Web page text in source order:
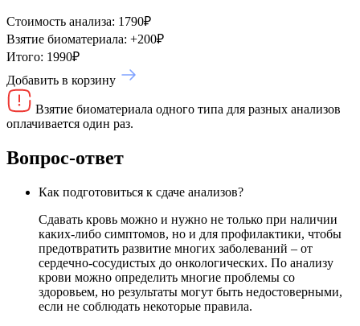
Стоимость анализа: 1790₽
Взятие биоматериала: +200₽
Итого: 1990₽
Добавить в корзину
Взятие биоматериала одного типа для разных анализов
оплачивается один раз.
Вопрос-ответ
Как подготовиться к сдаче анализов?
Сдавать кровь можно и нужно не только при наличии
каких-либо симптомов, но и для профилактики, чтобы
предотвратить развитие многих заболеваний – от
сердечно-сосудистых до онкологических. По анализу
крови можно определить многие проблемы со
здоровьем, но результаты могут быть недостоверными,
если не соблюдать некоторые правила.